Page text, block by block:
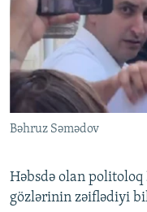
Bəhruz Səmədov
Həbsdə olan politoloq
gözlərinin zəiflədiyi